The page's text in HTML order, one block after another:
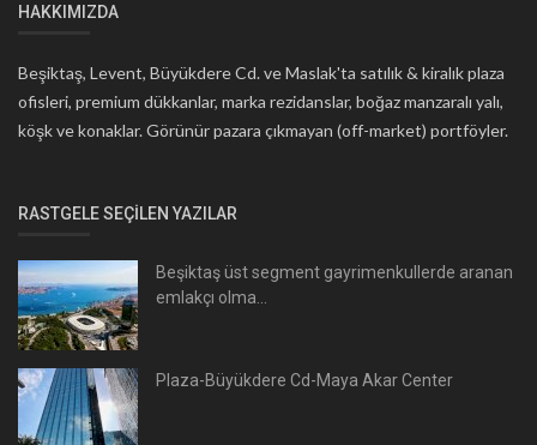
HAKKIMIZDA
Beşiktaş, Levent, Büyükdere Cd. ve Maslak'ta satılık & kiralık plaza
ofisleri, premium dükkanlar, marka rezidanslar, boğaz manzaralı yalı,
köşk ve konaklar. Görünür pazara çıkmayan (off-market) portföyler.
RASTGELE SEÇILEN YAZILAR
Beşiktaş üst segment gayrimenkullerde aranan
emlakçı olma...
Plaza-Büyükdere Cd-Maya Akar Center